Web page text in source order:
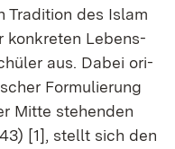
Tra­di­ti­on des Is­lam
kon­kre­ten Le­bens­
aus. Da­bei ori­
For­mu­lie­rung
Mit­te ste­hen­den
[1], stellt sich den